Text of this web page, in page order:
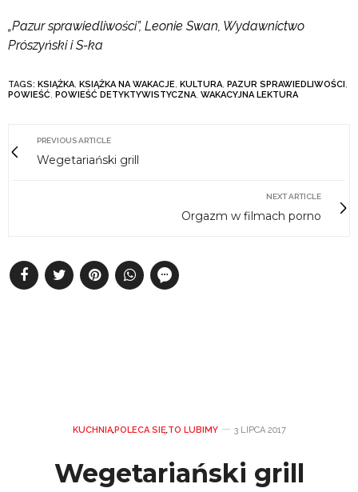
„Pazur sprawiedliwości”, Leonie Swan, Wydawnictwo
Prószyński i S-ka
TAGS: KSIĄŻKA, KSIĄŻKA NA WAKACJE, KULTURA, PAZUR SPRAWIEDLIWOŚCI,
POWIEŚĆ, POWIEŚĆ DETYKTYWISTYCZNA, WAKACYJNA LEKTURA
PREVIOUS ARTICLE
Wegetariański grill
NEXT ARTICLE
Orgazm w filmach porno
KUCHNIA,POLECA SIĘ,TO LUBIMY 3 LIPCA 2017
Wegetariański grill